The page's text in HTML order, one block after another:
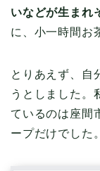
いなどが生まれ
に、小一時間お
とりあえず、自
うとしました。
ているのは座間
ープだけでした